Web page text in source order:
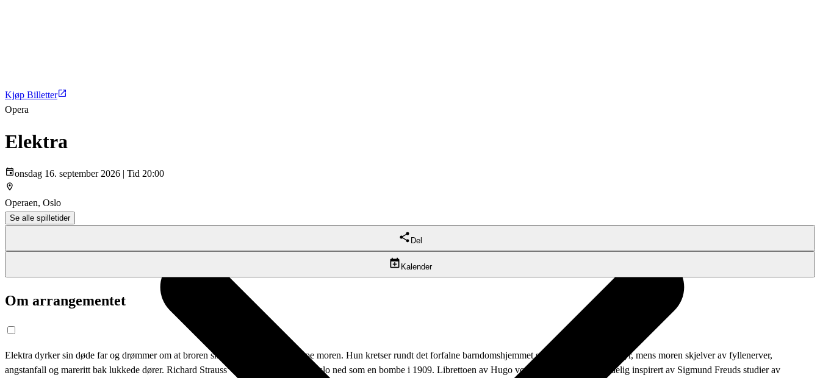
Kjøp Billetter
Opera
Elektra
onsdag 16. september 2026 | Tid 20:00
Operaen, Oslo
Se alle spilletider
Del
Kalender
Om arrangementet
Elektra dyrker sin døde far og drømmer om at broren skal komme hjem og drepe moren. Hun kretser rundt det forfalne barndomshjemmet som et blodtørstig villdyr, mens moren skjelver av fyllenerver,
angstanfall og mareritt bak lukkede dører. Richard Strauss’ korte og intense opera slo ned som en bombe i 1909. Librettoen av Hugo von Hofmannsthal var tydelig inspirert av Sigmund Freuds studier av